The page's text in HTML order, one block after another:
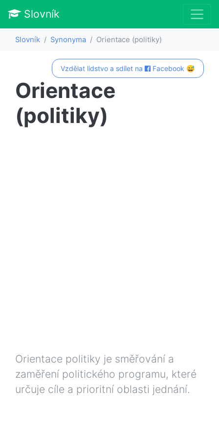
Slovník
Slovník Synonyma Orientace (politiky)
Vzdělat lidstvo a sdílet na Facebook 😅
Orientace
(politiky)
Orientace politiky je směřování a
zaměření politického programu, které
určuje cíle a prioritní oblasti jednání.